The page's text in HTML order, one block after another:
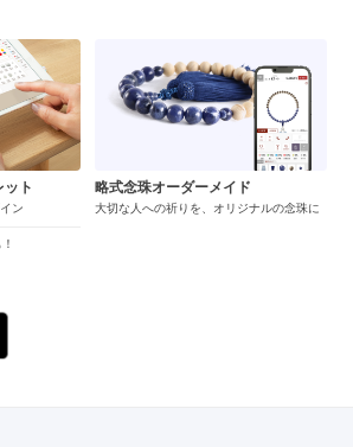
ット
ン
略式念珠オーダーメイド
大切な人への祈りを、オリジナルの念珠に